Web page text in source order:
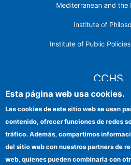
Mediterranean and the
Institute of
Institute of Public
CCHS
Institutional
FEDER funds
Esta página web usa cookies.
Las cookies de este sitio web se usan
contenido, ofrecer funciones de redes
tráfico. Además, compartimos
del sitio web con nuestros partners de
web, quienes pueden combinarla con